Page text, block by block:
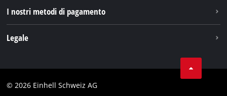
I nostri metodi di pagamento
Legale
Testata
© 2026 Einhell Schweiz AG